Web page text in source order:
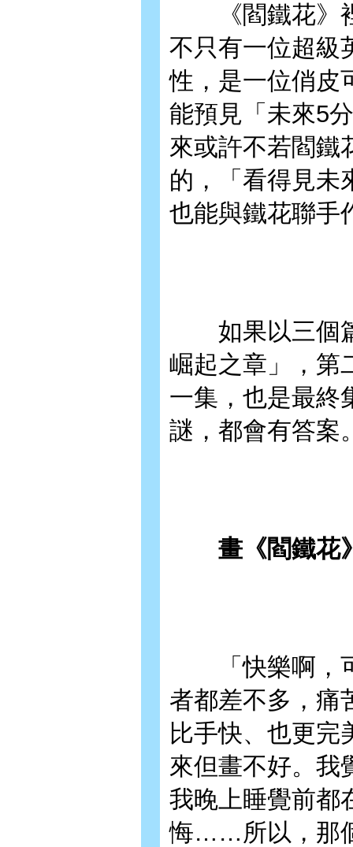
《閻鐵花》裡
不只有一位超級
性，是一位俏皮
能預見「未來5
來或許不若閻鐵
的，「看得見未
也能與鐵花聯手
如果以三個篇
崛起之章」，第
一集，也是最終
謎，都會有答案
畫《閻鐵花》
「快樂啊，可
者都差不多，痛
比手快、也更完
來但畫不好。我
我晚上睡覺前都
悔……所以，那